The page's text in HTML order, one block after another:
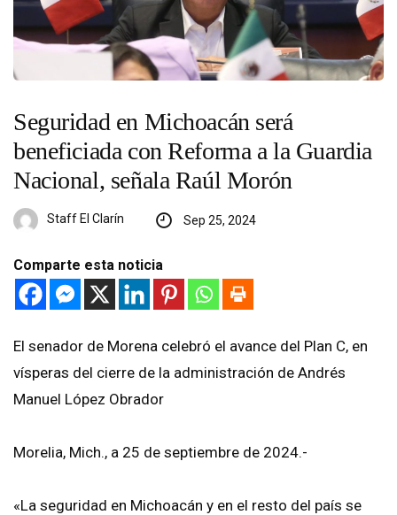
Seguridad en Michoacán será
beneficiada con Reforma a la Guardia
Nacional, señala Raúl Morón
Staff El Clarín Sep 25, 2024
Comparte esta noticia
El senador de Morena celebró el avance del Plan C, en
vísperas del cierre de la administración de Andrés
Manuel López Obrador
Morelia, Mich., a 25 de septiembre de 2024.-
«La seguridad en Michoacán y en el resto del país se